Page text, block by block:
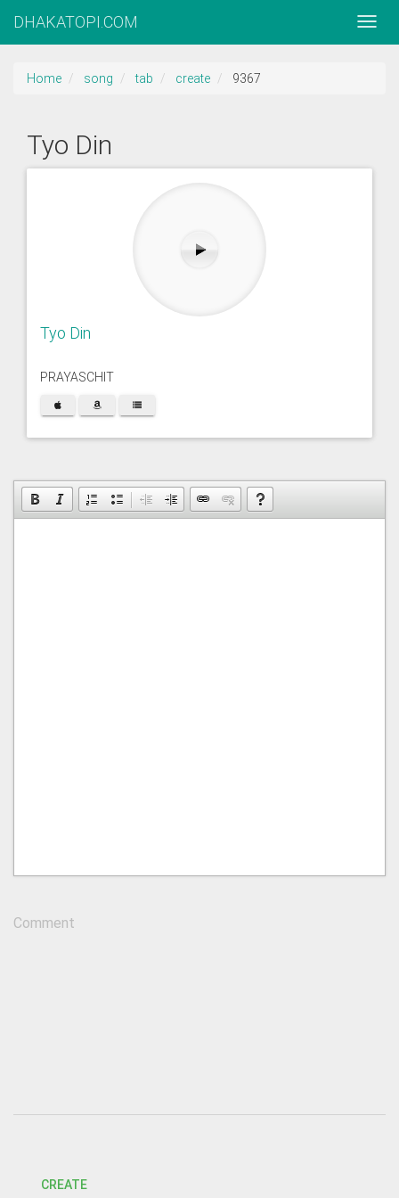
DHAKATOPI.COM
Home song tab create 9367
Tyo Din
Tyo Din
PRAYASCHIT